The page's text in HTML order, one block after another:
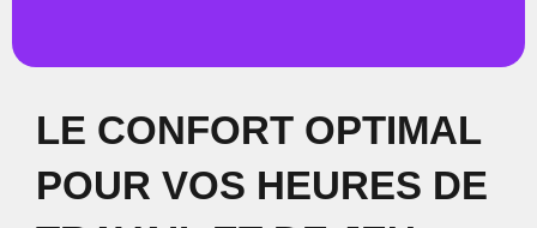
LE CONFORT OPTIMAL
POUR VOS HEURES DE